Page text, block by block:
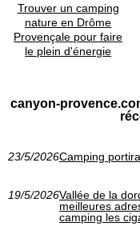
Trouver un camping
nature en Drôme
Provençale pour faire
le plein d'énergie
canyon-
23/5/2026Camping
19/5/2026Vallée de la
meilleures
camping les